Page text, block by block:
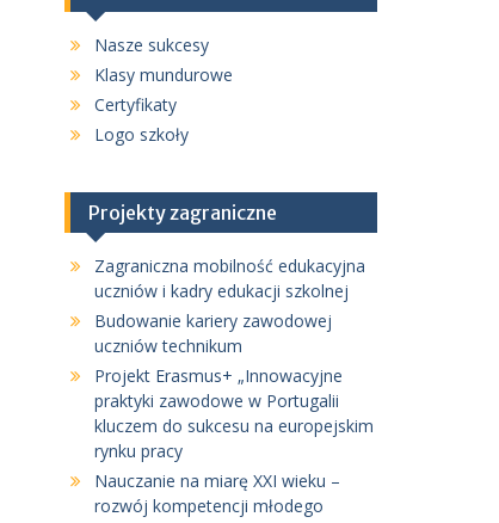
Nasze sukcesy
Klasy mundurowe
Certyfikaty
Logo szkoły
Projekty zagraniczne
Zagraniczna mobilność edukacyjna
uczniów i kadry edukacji szkolnej
Budowanie kariery zawodowej
uczniów technikum
Projekt Erasmus+ „Innowacyjne
praktyki zawodowe w Portugalii
kluczem do sukcesu na europejskim
rynku pracy
Nauczanie na miarę XXI wieku –
rozwój kompetencji młodego